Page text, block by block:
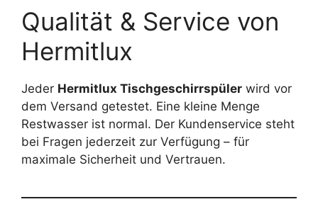
Qualität & Service von
Hermitlux
Jeder Hermitlux Tischgeschirrspüler wird vor
dem Versand getestet. Eine kleine Menge
Restwasser ist normal. Der Kundenservice steht
bei Fragen jederzeit zur Verfügung – für
maximale Sicherheit und Vertrauen.